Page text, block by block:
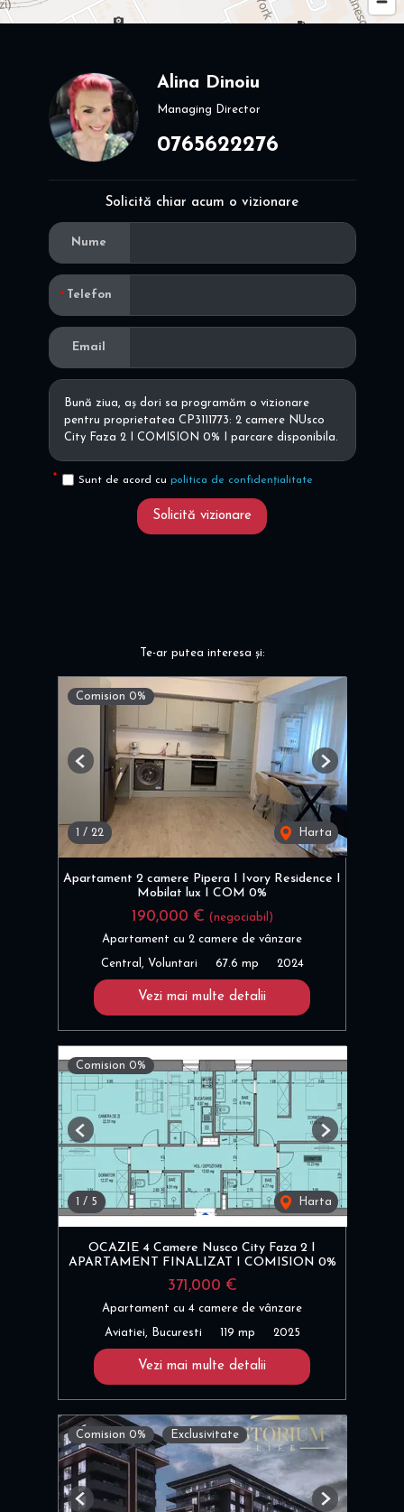
Alina Dinoiu
Managing Director
0765622276
Solicită chiar acum o vizionare
Nume
Telefon
Email
Sunt de acord cu politica de confidențialitate
Solicită vizionare
Te-ar putea interesa și:
Comision 0%
/ 22 Harta
Previous Next
Apartament 2 camere Pipera I Ivory Residence I
Mobilat lux I COM 0%
190,000 € (negociabil)
Apartament cu 2 camere de vânzare
Central, Voluntari 67.6 mp 2024
Vezi mai multe detalii
Comision 0%
/ 5 Harta
Previous Next
OCAZIE 4 Camere Nusco City Faza 2 I
APARTAMENT FINALIZAT I COMISION 0%
371,000 €
Apartament cu 4 camere de vânzare
Aviatiei, Bucuresti 119 mp 2025
Vezi mai multe detalii
Comision 0% Exclusivitate
Previous Next